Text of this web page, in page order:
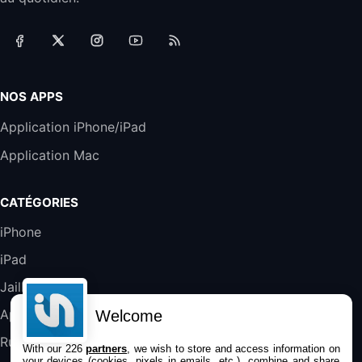
19,9€23,99€Amazon
Galaxy S25 FE 6,7\" 5G Nano SIM 128 Go
Blanc
45,98€
NOS APPS
Application iPhone/iPad
Application Mac
CATÉGORIES
iPhone
iPad
Jailbreak
Applications
Rumeurs
Welcome
With our 226partners , we wish to store and access information on